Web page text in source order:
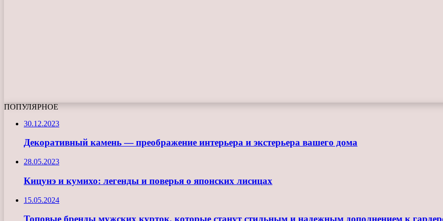
ПОПУЛЯРНОЕ
30.12.2023
Декоративный камень — преображение интерьера и экстерьера вашего дома
28.05.2023
Кицунэ и кумихо: легенды и поверья о японских лисицах
15.05.2024
Топовые бренды мужских курток, которые станут стильным и надежным дополнением к